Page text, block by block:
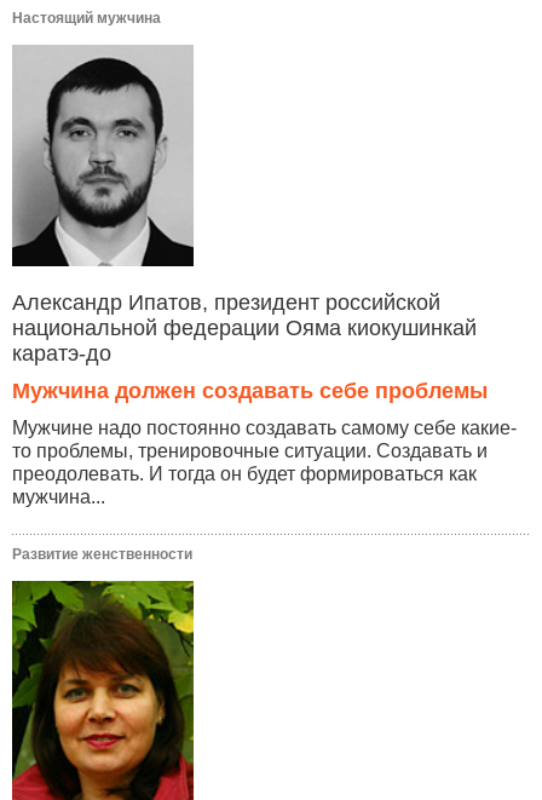
Настоящий мужчина
Александр Ипатов, президент российской
национальной федерации Ояма киокушинкай
каратэ-до
Мужчина должен создавать себе проблемы
Мужчине надо постоянно создавать самому себе какие-
то проблемы, тренировочные ситуации. Создавать и
преодолевать. И тогда он будет формироваться как
мужчина...
Развитие женственности